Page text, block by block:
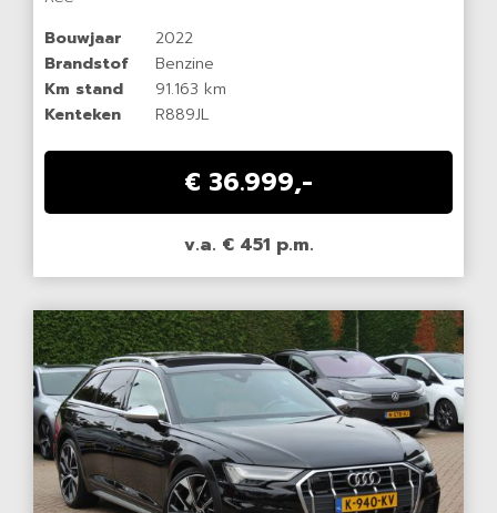
Bouwjaar
2022
Brandstof
Benzine
Km stand
91.163 km
Kenteken
R889JL
€ 36.999,-
v.a. € 451 p.m.